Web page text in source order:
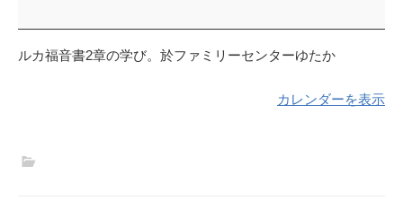
会
ルカ福音書2章の学び。於ファミリーセンターゆたか
カレンダーを表示